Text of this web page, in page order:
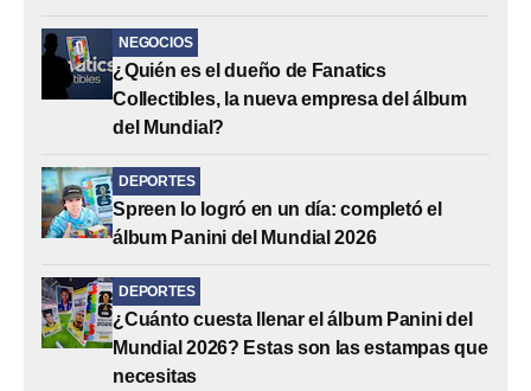
NEGOCIOS
¿Quién es el dueño de Fanatics
Collectibles, la nueva empresa del álbum
del Mundial?
DEPORTES
Spreen lo logró en un día: completó el
álbum Panini del Mundial 2026
DEPORTES
¿Cuánto cuesta llenar el álbum Panini del
Mundial 2026? Estas son las estampas que
necesitas